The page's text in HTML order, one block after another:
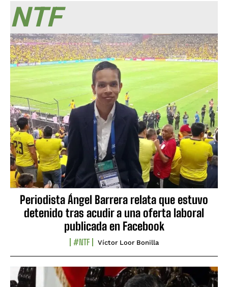
NTF
Periodista Ángel Barrera relata que estuvo
detenido tras acudir a una oferta laboral
publicada en Facebook
#NTF Víctor Loor Bonilla